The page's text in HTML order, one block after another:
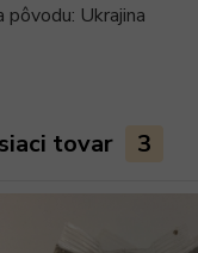
pôvodu: Ukrajina
tovar 3